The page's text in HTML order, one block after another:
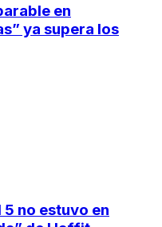
en
ya supera los
5 no estuvo en